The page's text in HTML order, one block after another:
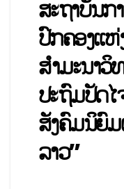
ສະຖາບັນກ
ປົກຄອງແຫ່
ສຳມະນາວິ
ປະຖົມປັດໄ
ສັງຄົມນິຍົມ
ລາວ”